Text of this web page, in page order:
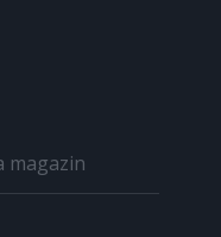
magazin